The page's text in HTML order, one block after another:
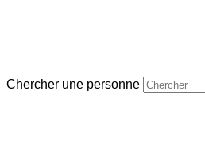
Chercher une personne